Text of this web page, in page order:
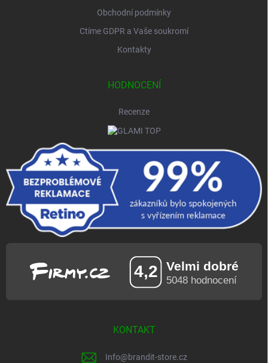
Obchodní podmínky
Ctíme GDPR a Vaše soukromí
Kontakty
HODNOCENÍ
Recenze
KONTAKT
Info@brandit-store.cz